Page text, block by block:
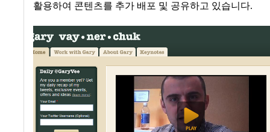
활용하여 콘텐츠를 추가 배포 및 공유하고 있습니다.